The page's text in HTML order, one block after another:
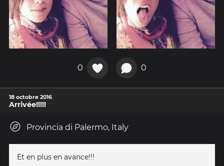
0 0
18 octobre 2016
Arrivée!!!!!
Provincia di Palermo, Italy
Et en plus en avance!!!